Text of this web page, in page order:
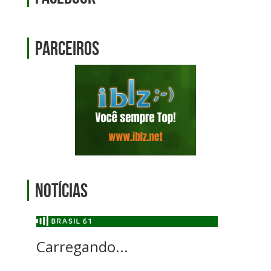
Parceiros
Notícias
Carregando...